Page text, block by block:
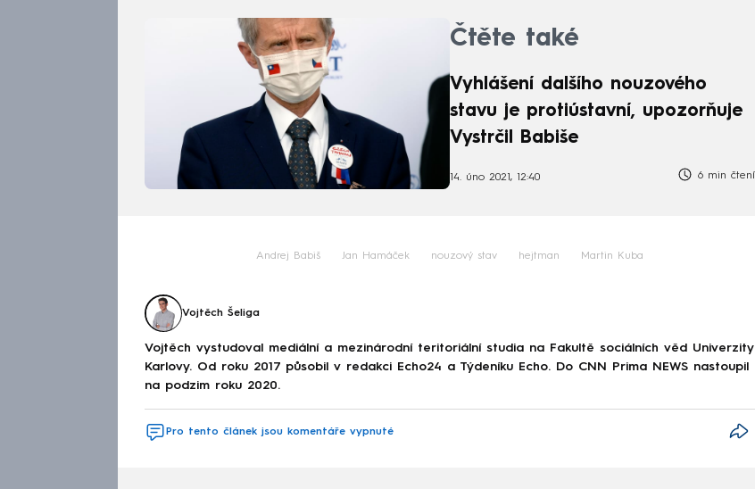
Čtěte také
Vyhlášení dalšího nouzového
stavu je protiústavní, upozorňuje
Vystrčil Babiše
14. úno 2021, 12:40 6 min čtení
Andrej Babiš Jan Hamáček nouzový stav hejtman Martin Kuba
Vojtěch Šeliga
Vojtěch vystudoval mediální a mezinárodní teritoriální studia na Fakultě sociálních věd Univerzity
Karlovy. Od roku 2017 působil v redakci Echo24 a Týdeníku Echo. Do CNN Prima NEWS nastoupil
na podzim roku 2020.
Pro tento článek jsou komentáře vypnuté